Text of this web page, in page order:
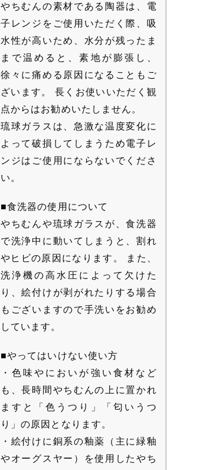
やちむんの素材である陶器は、電
子レンジをご使用いただく際、吸
水性が高いため、水分が残ったま
まで温めると、素地が膨張し、
徐々に痛める原因になることもご
ざいます。 長くお使いいただく観
点からはお勧めいたしません。
琉球ガラスは、急激な温度変化に
よって破損してしまうため電子レ
ンジはご使用にならないでくださ
い。
■食洗器の使用について
やちむんや琉球ガラスが、食洗器
で洗浄中に動いてしまうと、割れ
やヒビの原因になります。 また、
洗浄機の高水圧によって欠けた
り、絵付けが剥がれたりする場合
もございますので手洗いをお勧め
しています。
■やってはいけない使い方
・色味やにおいが強い食材など
も、長時間やちむんの上に置かれ
ますと「色うつり」「匂いうつ
り」の原因となります。
・絵付けに銅系の釉薬（主に緑釉
やオーグスヤー）を使用したやち